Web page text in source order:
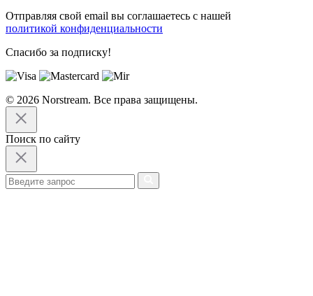
Отправляя свой email вы соглашаетесь с нашей
политикой конфиденциальности
Спасибо за подписку!
© 2026 Norstream. Все права защищены.
Поиск по сайту